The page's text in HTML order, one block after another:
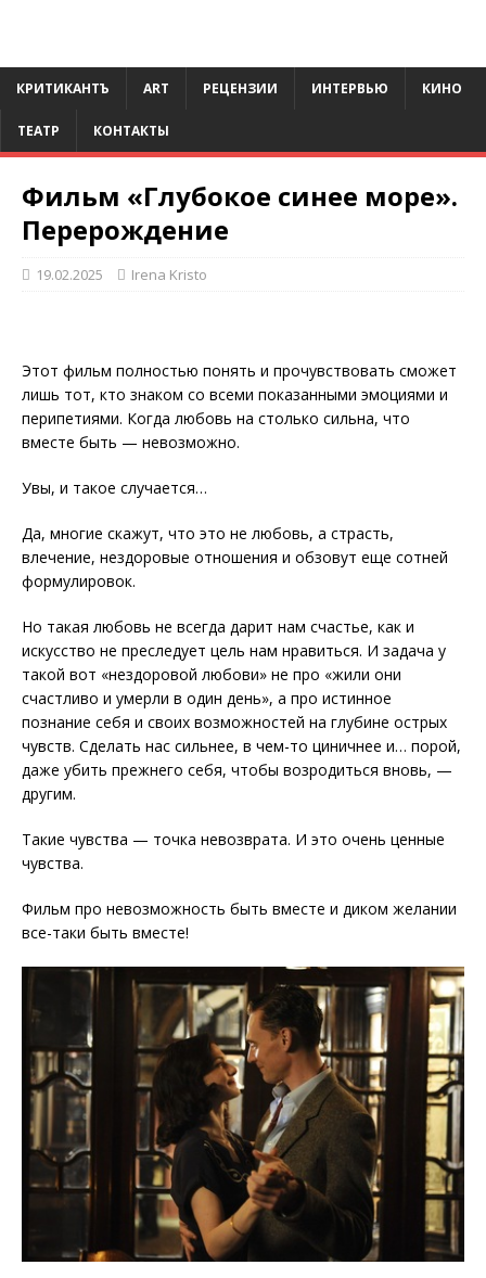
КРИТИКАНТЪ ART РЕЦЕНЗИИ ИНТЕРВЬЮ КИНО
ТЕАТР КОНТАКТЫ
Фильм «Глубокое синее море».
Перерождение
19.02.2025 Irena Kristo
Этот фильм полностью понять и прочувствовать сможет
лишь тот, кто знаком со всеми показанными эмоциями и
перипетиями. Когда любовь на столько сильна, что
вместе быть — невозможно.
Увы, и такое случается…
Да, многие скажут, что это не любовь, а страсть,
влечение, нездоровые отношения и обзовут еще сотней
формулировок.
Но такая любовь не всегда дарит нам счастье, как и
искусство не преследует цель нам нравиться. И задача у
такой вот «нездоровой любови» не про «жили они
счастливо и умерли в один день», а про истинное
познание себя и своих возможностей на глубине острых
чувств. Сделать нас сильнее, в чем-то циничнее и… порой,
даже убить прежнего себя, чтобы возродиться вновь, —
другим.
Такие чувства — точка невозврата. И это очень ценные
чувства.
Фильм про невозможность быть вместе и диком желании
все-таки быть вместе!